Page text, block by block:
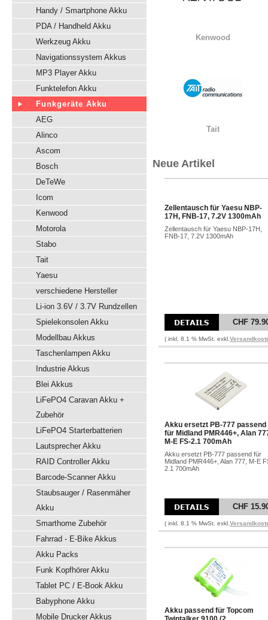
Handy / Smartphone Akku
PDA / Handheld Akku
Werkzeug Akku
Navigationssystem Akkus
MP3 Player Akku
Funktelefon Akku
Funkgeräte Akku
AEG
Alinco
Ascom
Bosch
DeTeWe
Icom
Kenwood
Motorola
Stabo
Tait
Yaesu
verschiedene Hersteller
Li-ion 3.6V / 3.7V Rundzellen
Spielekonsolen Akku
Modellbau Akkus
Taschenlampen Akku
Industrie Akkus
Blei Akkus
LiFePO4 Caravan Akku +
Zubehör
LiFePO4 Starterbatterien
Lautsprecher Akku
RAID Controller Akku
Barcode-Scanner Akku
Staubsauger / Rasenmäher
Akku
Smarthome Zubehör
Fahrrad - E-Bike Akkus
Akku Packs
Funk Kopfhörer Akku
Tablet PC / E-Book Akku
Babyphone Akku
Mobile Drucker Akkus
Kenwood
Tait
Neue Artikel
Zellentausch für Yaesu NBP-
17H, FNB-17, 7.2V 1300mAh
Zellentausch für Yaesu NBP-17H,
FNB-17, 7.2V 1300mAh
CHF
( inkl. 8.1 % MwSt. exkl.
Akku ersetzt PB-777 passend
für Midland PMR446+, Alan
M-E FS-2.1 700mAh
Akku ersetzt PB-777 passend für
Midland PMR446+, Alan 777, M-E
2.1 700mAh
CHF
( inkl. 8.1 % MwSt. exkl.
Akku passend für Topcom